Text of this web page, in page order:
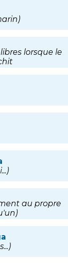
lorsque le
au propre